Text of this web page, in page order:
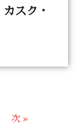
スク・
次 »